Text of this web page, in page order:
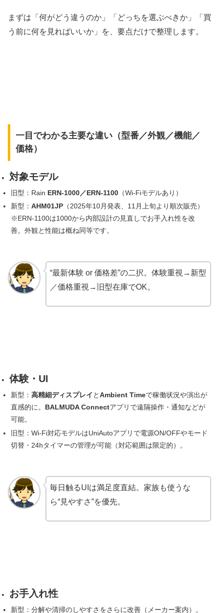
まずは「何がどう違うのか」「どっちを選ぶべきか」「買
う前に何を見ればいいか」を、要点だけで整理します。
一目でわかる主要な違い（型番／外観／機能／
価格）
対象モデル
旧型：Rain ERN-1000／ERN-1100（Wi-Fiモデルあり）
新型： AHM01JP（2025年10月発表、11月上旬より順次販売）
※ERN-1100は1000から内部設計の見直しでお手入れ性を改
善。外観と性能は概ね同等です。
“最新体験 or 価格差”の二択。体験重視→新型
／価格重視→旧型在庫でOK。
体験・UI
新型： 高精細ディスプレイ とAmbient Timeで稼働状況や演出が
直感的に。 BALMUDA Connectアプリで遠隔操作・通知などが
可能。
旧型：Wi-Fi対応モデルはUniAutoアプリで電源ON/OFFやモード
切替・24hタイマーの管理が可能（対応範囲は限定的）。
毎日触るUIは満足度直結。家族も使うな
ら“見やすさ”を優先。
お手入れ性
新型：分解や清掃のしやすさをさらに改善（メーカー案内）。